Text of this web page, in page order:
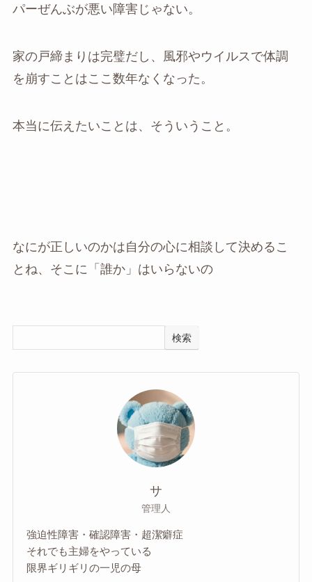
パーぜんぶが悪い障害じゃない。
家の戸締まりは完璧だし、風邪やウイルスで体調
を崩すことはここ数年なくなった。
本当に伝えたいことは、そういうこと。
なにが正しいのかは自分の心に相談して決めるこ
とね、そこに「誰か」はいらないの
検索
サ
管理人
強迫性障害・確認障害・超潔癖症
それでも主婦をやっている
限界ギリギリの一児の母